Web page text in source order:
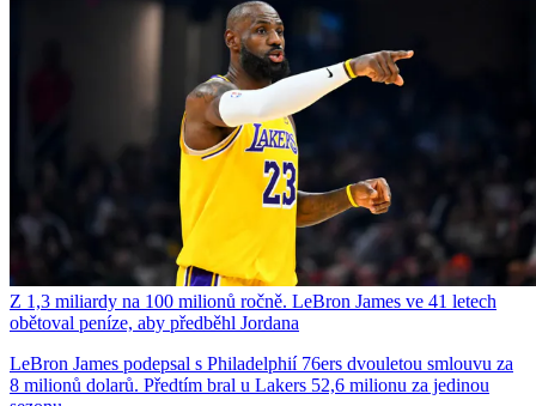
Z 1,3 miliardy na 100 milionů ročně. LeBron James ve 41 letech
obětoval peníze, aby předběhl Jordana
LeBron James podepsal s Philadelphií 76ers dvouletou smlouvu za
8 milionů dolarů. Předtím bral u Lakers 52,6 milionu za jedinou